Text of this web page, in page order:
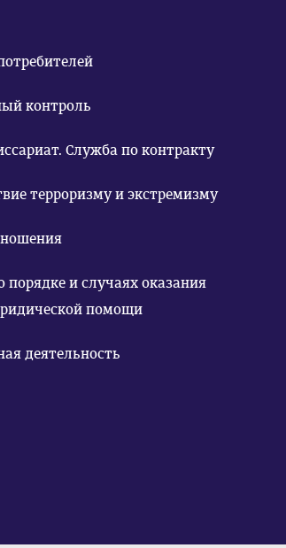
контроль
Служба по контракту
терроризму и экстремизму
и случаях оказания
помощи
деятельность